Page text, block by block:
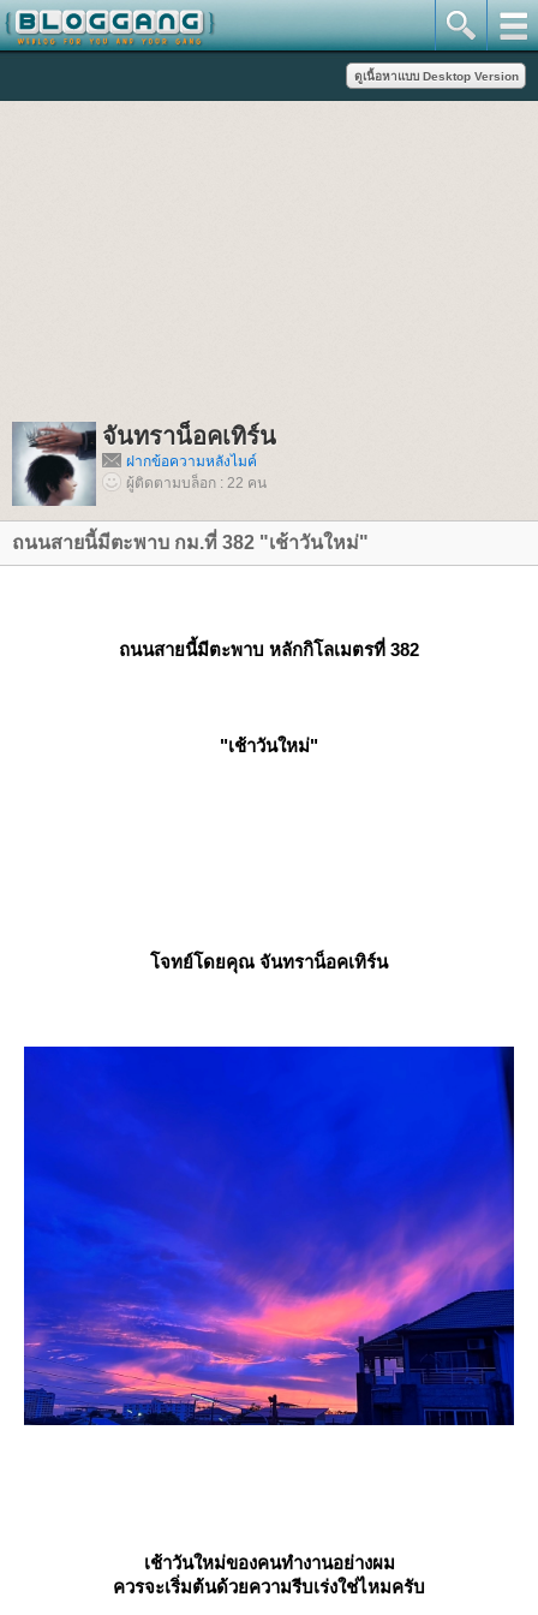
จันทราน็อคเทิร์น
ฝากข้อความหลังไมค์
ผู้ติดตามบล็อก : 22 คน
ถนนสายนี้มีตะพาบ กม.ที่ 382 "เช้าวันใหม่"
ถนนสายนี้มีตะพาบ หลักกิโลเมตรที่ 382
"เช้าวันใหม่"
จทย์โดยคุณ จันทราน็อคเทิร์น
เช้าวันใหม่ของคนทำงานอย่างผม
ควรจะเริ่มต้นด้วยความรีบเร่งใช่ไหมครับ